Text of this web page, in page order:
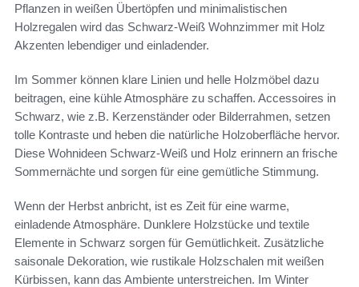
Pflanzen in weißen Übertöpfen und minimalistischen
Holzregalen wird das Schwarz-Weiß Wohnzimmer mit Holz
Akzenten lebendiger und einladender.
Im Sommer können klare Linien und helle Holzmöbel dazu
beitragen, eine kühle Atmosphäre zu schaffen. Accessoires in
Schwarz, wie z.B. Kerzenständer oder Bilderrahmen, setzen
tolle Kontraste und heben die natürliche Holzoberfläche hervor.
Diese Wohnideen Schwarz-Weiß und Holz erinnern an frische
Sommernächte und sorgen für eine gemütliche Stimmung.
Wenn der Herbst anbricht, ist es Zeit für eine warme,
einladende Atmosphäre. Dunklere Holzstücke und textile
Elemente in Schwarz sorgen für Gemütlichkeit. Zusätzliche
saisonale Dekoration, wie rustikale Holzschalen mit weißen
Kürbissen, kann das Ambiente unterstreichen. Im Winter